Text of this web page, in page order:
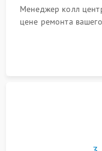
Менеджер колл
цене ремонта